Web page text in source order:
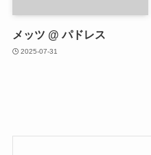
メッツ @ パドレス
2025-07-31